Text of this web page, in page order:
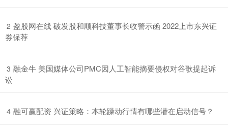
2 ​盈股网在线 破发股和顺科技董事长收警示函 2022上市东兴证
券保荐
3 ​融金牛 美国媒体公司PMC因人工智能摘要侵权对谷歌提起诉
讼
4 ​融可赢配资 兴证策略：本轮躁动行情有哪些潜在启动信号？